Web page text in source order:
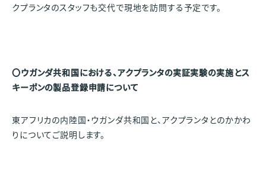
クプランタのスタッフも交代で現地を訪問する予定です。
〇ウガンダ共和国における、アクプランタの実証実験の実施とス
キーポンの製品登録申請について
東アフリカの内陸国・ウガンダ共和国と、アクプランタとのかかわ
りについてご説明します。